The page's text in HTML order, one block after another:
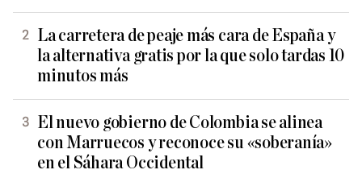
La carretera de peaje más cara de España y
la alternativa gratis por la que solo tardas 10
minutos más
El nuevo gobierno de Colombia se alinea
con Marruecos y reconoce su «soberanía»
en el Sáhara Occidental